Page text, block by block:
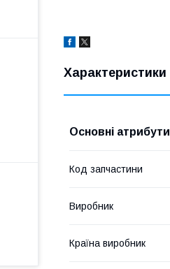
Характеристики
Основні атрибути
Код запчастини
Виробник
Країна виробник